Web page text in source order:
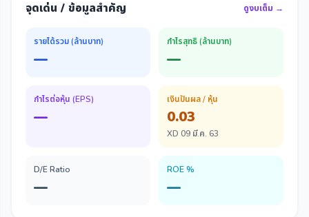
จุดเด่น / ข้อมูลสำคัญ ดูงบเต็ม →
รายได้รวม (ล้านบาท)
—
กำไรสุทธิ (ล้านบาท)
—
กำไรต่อหุ้น (EPS)
—
เงินปันผล / หุ้น
0.03
XD 09 มี.ค. 63
D/E Ratio
—
ROE %
—